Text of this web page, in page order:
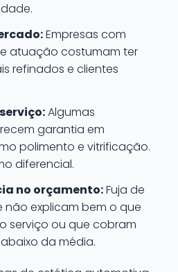
Empresas com
atuação costumam ter
refinados e clientes
Algumas
garantia em
polimento e vitrificação.
diferencial.
no orçamento:Fuja de
não explicam bem o que
serviço ou que cobram
da média.